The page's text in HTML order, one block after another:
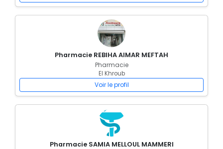
Pharmacie REBIHA AIMAR MEFTAH
Pharmacie
El Khroub
Voir le profil
Pharmacie SAMIA MELLOUL MAMMERI